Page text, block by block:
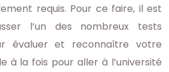
requis. Pour ce faire, il est
l’un des nombreux tests
évaluer et reconnaître votre
à la fois pour aller à l’université